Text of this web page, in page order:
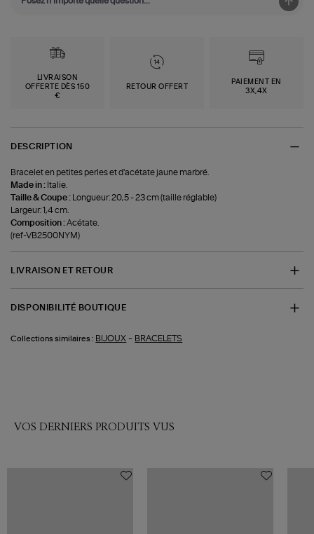
LIVRAISON
OFFERTE DÈS 150
€
RETOUR OFFERT
PAIEMENT EN
3X,4X
DESCRIPTION
Bracelet en petites perles et d'acétate jaune marbré.
Made in : Italie.
Taille & Coupe :
Longueur: 20,5 - 23 cm (taille réglable)
Largeur: 1,4 cm.
Composition :Acétate.
(ref-VB2500NYM)
LIVRAISON ET RETOUR
DISPONIBILITÉ BOUTIQUE
Collections similaires : BIJOUX - BRACELETS
VOS DERNIERS PRODUITS VUS